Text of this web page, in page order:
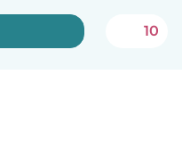
10